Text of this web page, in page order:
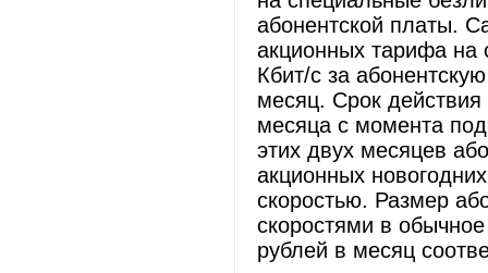
абонентской платы.
акционных тарифа на
Кбит/с за
месяц. Срок
месяца с момента
этих двух месяцев
акционных
скоростью. Размер
скоростями в
рублей в месяц